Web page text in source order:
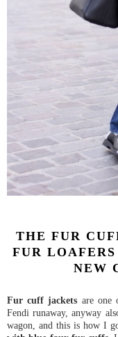
THE FUR
FUR
NEW
Fur cuff jackets are one
Fendi runaway, anyway
wagon, and this is how I